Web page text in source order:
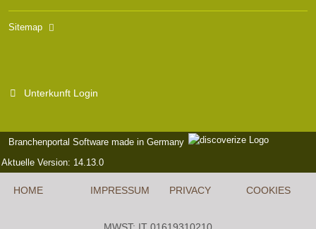
Sitemap
Unterkunft Login
Branchenportal Software made in Germany
Aktuelle Version: 14.13.0
HOME IMPRESSUM PRIVACY COOKIES